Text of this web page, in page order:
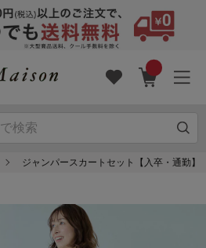
ジャンパースカートセット【入卒・通勤】